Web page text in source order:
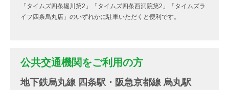
「タイムズ四条堀川第2」「タイムズ四条西洞院第2」「タイムズラ
イフ四条烏丸店」のいずれかに駐車いただくと便利です。
公共交通機関をご利用の方
地下鉄烏丸線 四条駅・阪急京都線 烏丸駅